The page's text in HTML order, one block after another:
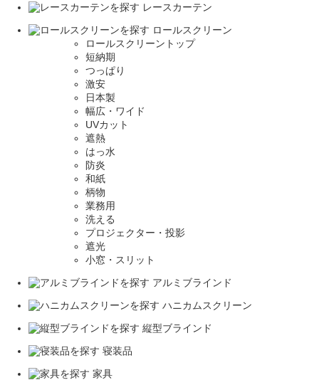
レースカーテン
ロールスクリーン
ロールスクリーントップ
短納期
つっぱり
激安
日本製
幅広・ワイド
UVカット
遮熱
はっ水
防炎
和紙
柄物
業務用
洗える
プロジェクター・投影
遮光
小窓・スリット
アルミブラインド
ハニカムスクリーン
縦型ブラインド
寝装品
家具